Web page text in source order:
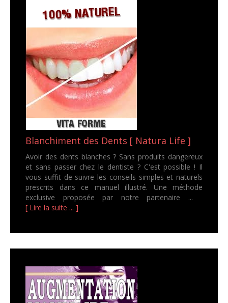
Blanchiment des Dents [ Natura Life ]
Avoir des dents blanches ? Sans produits dangereux
et sans passer chez le dentiste ? C'est possible ! Il
vous suffit de suivre les conseils simples et naturels
prescrits dans ce manuel illustré. Une méthode
exclusive proposée par notre partenaire ...
[ Lire la suite ... ]